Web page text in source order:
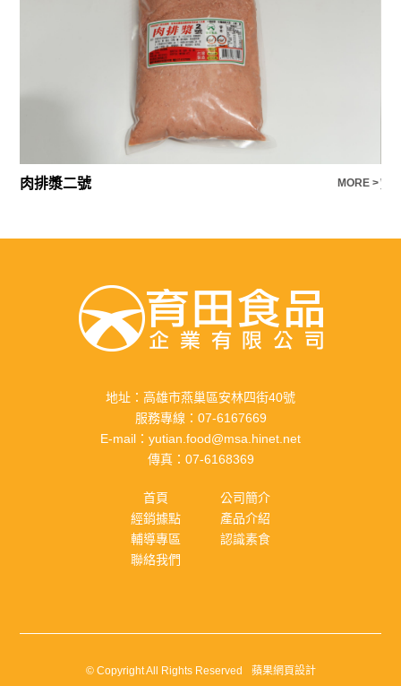
肉排漿二號 MORE >煙
地址： 高雄市燕巢區安林四街40號
服務專線： 07-6167669
E-mail： yutian.food@msa.hinet.net
傳真： 07-6168369
首頁
公司簡介
經銷據點
產品介紹
輔導專區
認識素食
聯絡我們
© Copyright All Rights Reserved 蘋果網頁設計